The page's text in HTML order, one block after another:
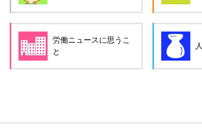
労働ニュースに思うこ
と